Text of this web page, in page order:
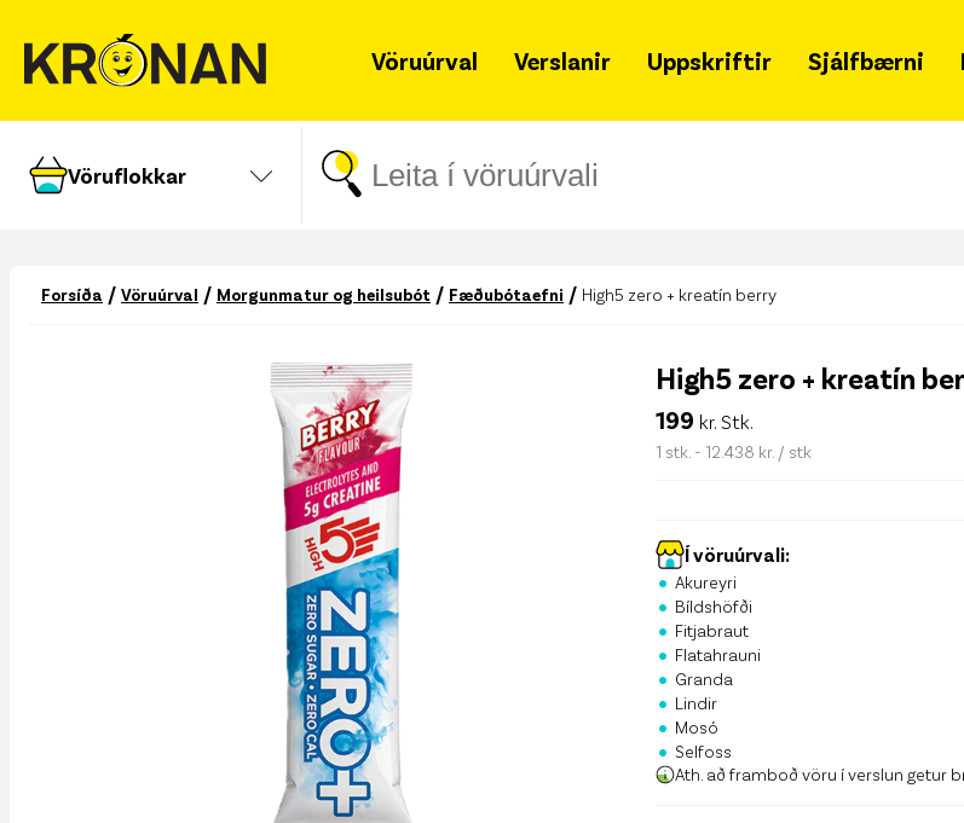
Vöruúrval Verslanir Uppskriftir Sjálfbærni
Matarsóun
Vöruflokkar
Forsíða / Vöruúrval / Morgunmatur og heilsubót / Fæðubótaefni / High5 zero + kreatín berry
High5 zero + kreatín
199 kr. Stk.
1 stk. - 12.438 kr. / stk
Í vöruúrvali:
• Akureyri
• Bíldshöfði
• Fitjabraut
• Flatahrauni
• Granda
• Lindir
• Mosó
• Selfoss
Ath. að framboð vöru í verslun getur